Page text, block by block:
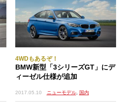
4WDもあるぞ！
BMW新型「3シリーズGT」にデ
ィーゼル仕様が追加
2017.05.10 ニューモデル, 国内